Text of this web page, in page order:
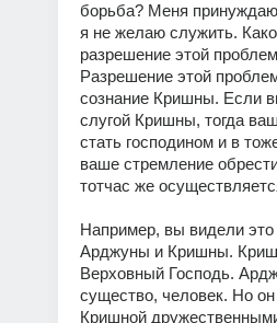
борьба? Меня
я не желаю служить.
разрешение этой
Разрешение этой
сознание Кришны. Если
слугой Кришны, тогда
стать господином и в
ваше стремление
тотчас же
Например, вы видели
Арджуны и Кришны.
Верховный Господь.
существо, человек. Но он
Кришной